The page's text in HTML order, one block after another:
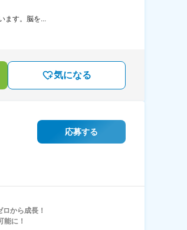
ます。脳を...
気になる
応募する
から成長！
能に！